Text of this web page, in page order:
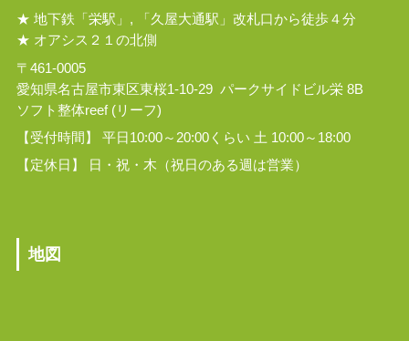
★ 地下鉄「栄駅」, 「久屋大通駅」改札口から徒歩４分
★ オアシス２１の北側
〒461-0005
愛知県名古屋市東区東桜1-10-29 パークサイドビル栄 8B
ソフト整体reef (リーフ)
【受付時間】 平日10:00～20:00くらい 土 10:00～18:00
【定休日】 日・祝・木（祝日のある週は営業）
地図